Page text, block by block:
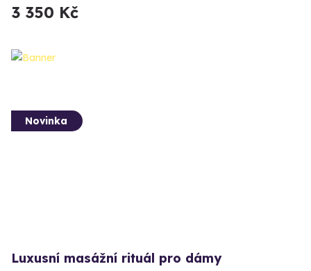
3 350 Kč
Novinka
Luxusní masážní rituál pro dámy